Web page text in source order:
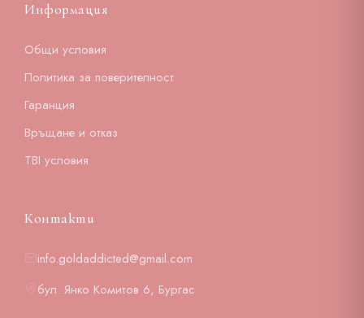
Информация
Общи условия
Политика за поверителност
Гаранция
Връщане и отказ
TBI условия
Контакти
info.goldaddicted@gmail.com
бул. Янко Комитов 6, Бургас